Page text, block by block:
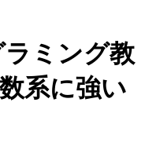
ミング教
系に強い